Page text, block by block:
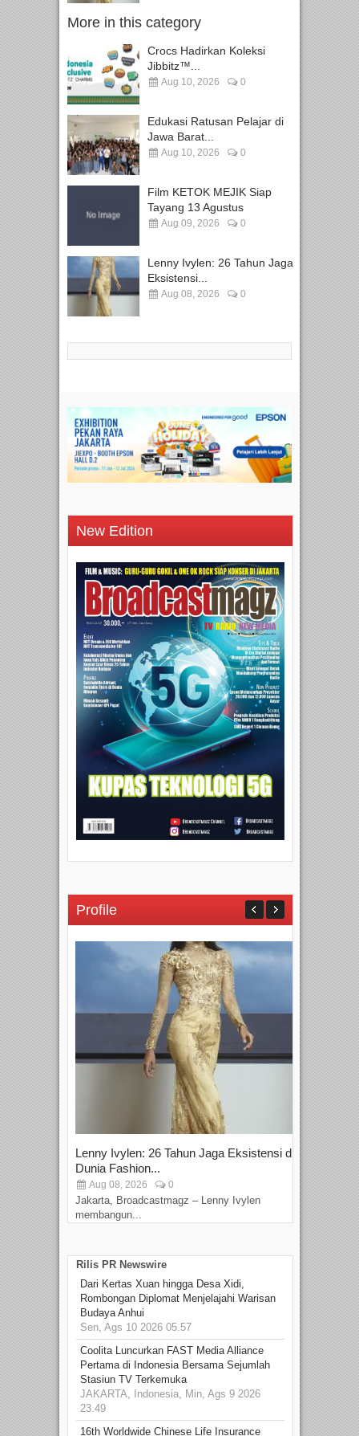
More in this category
Crocs Hadirkan Koleksi
Jibbitz™...
Aug 10, 2026 0
Edukasi Ratusan Pelajar di
Jawa Barat...
Aug 10, 2026 0
Film KETOK MEJIK Siap
Tayang 13 Agustus
Aug 09, 2026 0
Lenny Ivylen: 26 Tahun Jaga
Eksistensi...
Aug 08, 2026 0
New Edition
Profile
Lenny Ivylen: 26 Tahun Jaga Eksistensi di
Dunia Fashion...
Aug 08, 2026 0
Jakarta, Broadcastmagz – Lenny Ivylen
membangun...
Rilis PR Newswire
Dari Kertas Xuan hingga Desa Xidi,
Rombongan Diplomat Menjelajahi Warisan
Budaya Anhui
Sen, Ags 10 2026 05.57
Coolita Luncurkan FAST Media Alliance
Pertama di Indonesia Bersama Sejumlah
Stasiun TV Terkemuka
JAKARTA, Indonesia, Min, Ags 9 2026
23.49
16th Worldwide Chinese Life Insurance